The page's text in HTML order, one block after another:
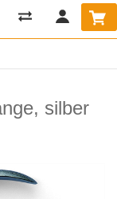
silber